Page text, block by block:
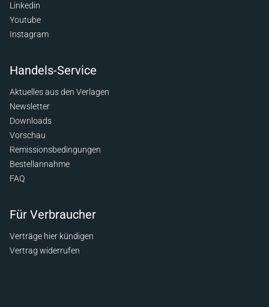
Linkedin
Youtube
Instagram
Handels-Service
Aktuelles aus den Verlagen
Newsletter
Downloads
Vorschau
Remissionsbedingungen
Bestellannahme
FAQ
Für Verbraucher
Verträge hier kündigen
Vertrag widerrufen